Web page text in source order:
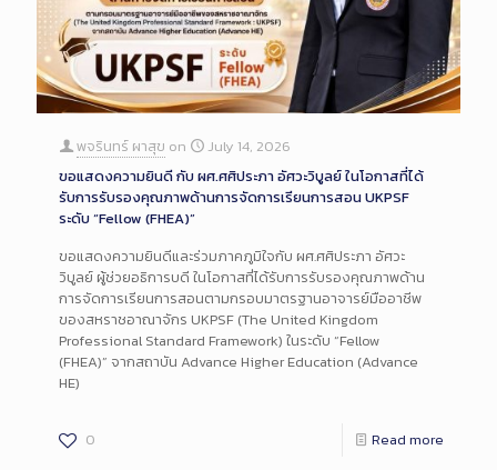
พจรินทร์ ผาสุข on
July 14, 2026
ขอแสดงความยินดี กับ ผศ.ศศิประภา อัศวะวิบูลย์ ในโอกาสที่ได้
รับการรับรองคุณภาพด้านการจัดการเรียนการสอน UKPSF
ระดับ “Fellow (FHEA)”
ขอแสดงความยินดีและร่วมภาคภูมิใจกับ ผศ.ศศิประภา อัศวะ
วิบูลย์ ผู้ช่วยอธิการบดี ในโอกาสที่ได้รับการรับรองคุณภาพด้าน
การจัดการเรียนการสอนตามกรอบมาตรฐานอาจารย์มืออาชีพ
ของสหราชอาณาจักร UKPSF (The United Kingdom
Professional Standard Framework) ในระดับ “Fellow
(FHEA)” จากสถาบัน Advance Higher Education (Advance
HE)
0 Read more